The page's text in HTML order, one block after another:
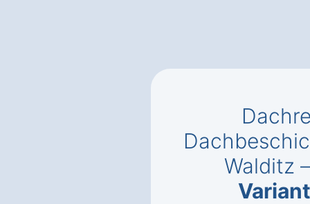
Walditz